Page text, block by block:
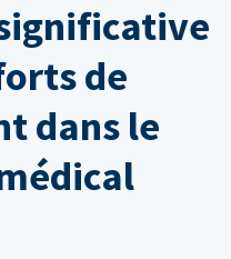
de
dans le